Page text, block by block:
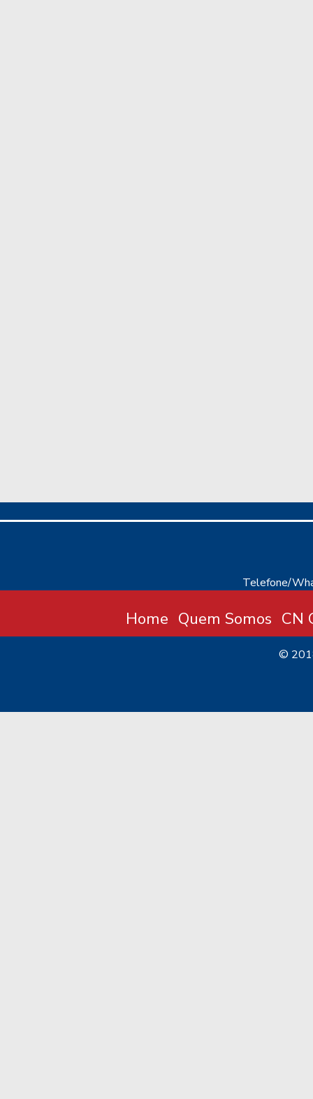
Telefone/
Home Quem Somos CN
©